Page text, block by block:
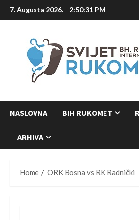
Skip
to
7. Augusta 2026. 2:50:32 PM
NASLOVNA BIH RUKOMET
ARHIVA
Home ORK Bosna vs RK Radnički